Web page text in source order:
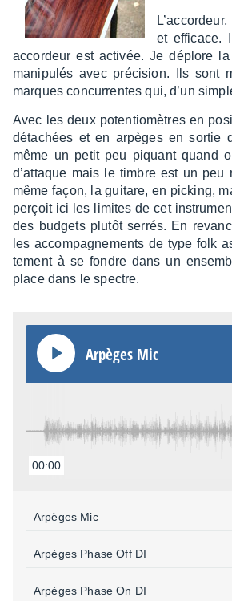
et effi­cace.
accor­deur est acti­vée. Je déplore
mani­pu­lés avec préci­sion. Ils sont
marques concur­rentes qui, d’un
Avec les deux poten­tio­mètres en
déta­chées et en arpèges en sortie
même un petit peu piquant quand
d’at­taque mais le timbre est un
même façon, la guitare, en picking,
perçoit ici les limites de cet
des budgets plutôt serrés. En
les accom­pa­gne­ments de type folk
te­ment à se fondre dans un
place dans le spectre.
Arpèges Mic
00:00
Arpèges Mic
Arpèges Phase Off DI
Arpèges Phase On DI